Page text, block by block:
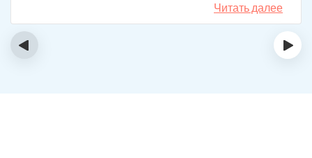
думали, что все лечение бесполезно, но решили
попробовать и отправить родственника в клинику на
Читать далее
‹ ›